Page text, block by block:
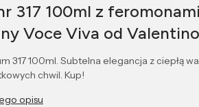
317 100ml z
Voce Viva od Valentino
317 100ml. Subtelna elegancja z ciepłą
chwil. Kup!
opisu